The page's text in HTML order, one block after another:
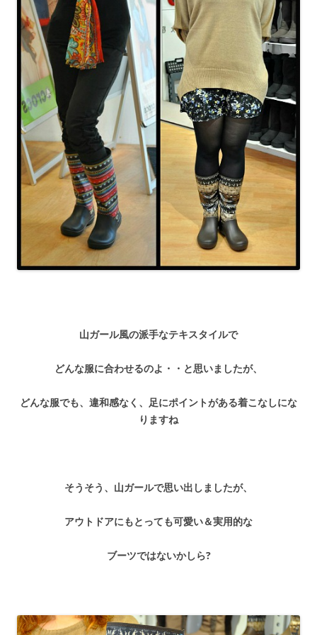
山ガール風の派手なテキスタイルで
どんな服に合わせるのよ・・と思いましたが、
どんな服でも、違和感なく、足にポイントがある着こなしにな
りますね
そうそう、山ガールで思い出しましたが、
アウトドアにもとっても可愛い＆実用的な
ブーツではないかしら?